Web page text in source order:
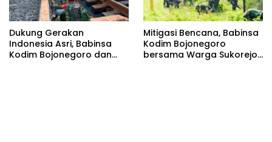
Dukung Gerakan
Indonesia Asri, Babinsa
Kodim Bojonegoro dan
Mitigasi Bencana, Babinsa
Kodim Bojonegoro
bersama Warga Sukorejo